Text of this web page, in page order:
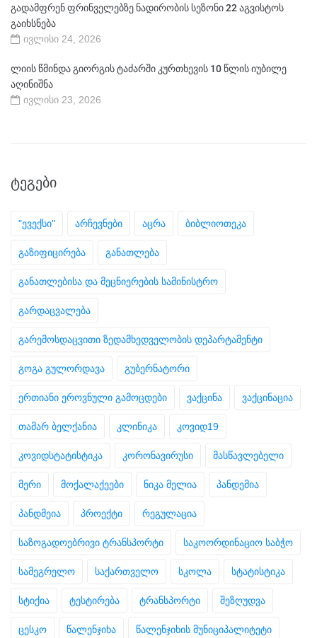
გადამფრენ ფრინველებზე ნადირობის სეზონი 22 აგვისტოს
გაიხსნება
ივლისი 24, 2026
ლიის წმინდა გიორგის ტაძარში კურთხევის 10 წლის იუბილე
აღინიშნა
ივლისი 23, 2026
ᲢᲔᲒᲔᲑᲘ
"ევექსი" არჩევნები აცრა ბიბლიოთეკა
გაზიფიცირება განათლება
განათლებისა და მეცნიერების სამინისტრო
გარდაცვალება
გარემოსდაცვითი ზედამხედველობის დეპარტამენტი
გოგა გულორდავა გუბერნატორი
ერთიანი ეროვნული გამოცდები ვაქცინა ვაქცინაცია
თამარ ბელქანია კლინიკა კოვიდ19
კოვიდსტატისტიკა კორონავირუსი მასწავლებელი
მერი მოქალაქეები ნიკა მელია პანდემია
პანდმეია პროექტი რეგულაცია
საზოგადოებრივი ტრანსპორტი საკოორდინაციო საბჭო
სამეგრელო საქართველო სკოლა სტატისტიკა
სტიქია ტესტირება ტრანსპორტი შეზღუდვა
ცესკო წალენჯიხა წალენჯიხის მუნიციპალიტეტი